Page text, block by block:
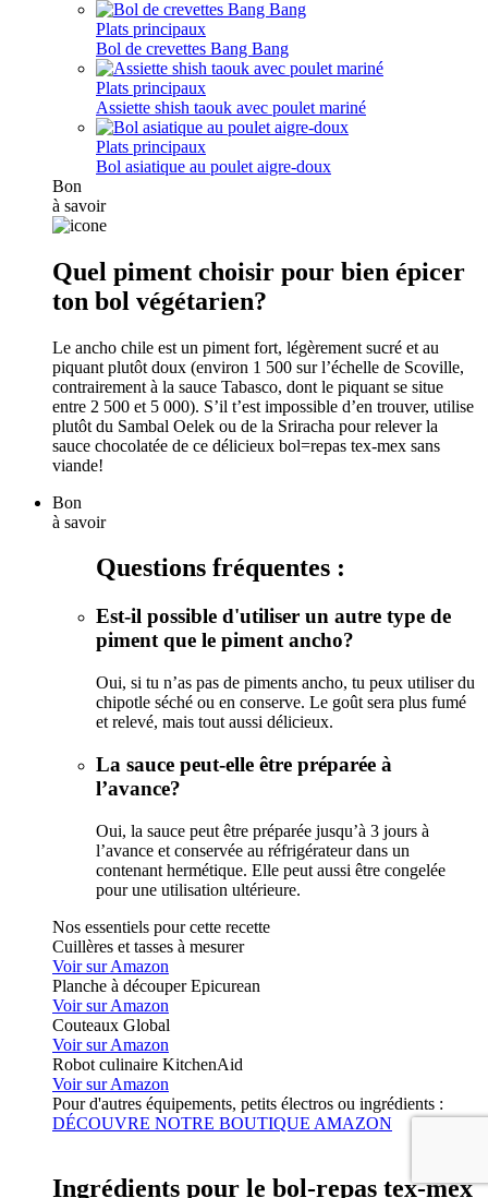
Plats principaux
Bol de crevettes Bang Bang
Plats principaux
Assiette shish taouk avec poulet mariné
Plats principaux
Bol asiatique au poulet aigre-doux
Bon
à savoir
Quel piment choisir pour bien épicer
ton bol végétarien?
Le ancho chile est un piment fort, légèrement sucré et au
piquant plutôt doux (environ 1 500 sur l’échelle de Scoville,
contrairement à la sauce Tabasco, dont le piquant se situe
entre 2 500 et 5 000). S’il t’est impossible d’en trouver, utilise
plutôt du Sambal Oelek ou de la Sriracha pour relever la
sauce chocolatée de ce délicieux bol=repas tex-mex sans
viande!
Bon
à savoir
Questions fréquentes :
Est-il possible d'utiliser un autre type de
piment que le piment ancho?
Oui, si tu n’as pas de piments ancho, tu peux utiliser du
chipotle séché ou en conserve. Le goût sera plus fumé
et relevé, mais tout aussi délicieux.
La sauce peut-elle être préparée à
l’avance?
Oui, la sauce peut être préparée jusqu’à 3 jours à
l’avance et conservée au réfrigérateur dans un
contenant hermétique. Elle peut aussi être congelée
pour une utilisation ultérieure.
Nos essentiels pour cette recette
Cuillères et tasses à mesurer
Voir sur Amazon
Planche à découper Epicurean
Voir sur Amazon
Couteaux Global
Voir sur Amazon
Robot culinaire KitchenAid
Voir sur Amazon
Pour d'autres équipements, petits électros ou ingrédients :
DÉCOUVRE NOTRE BOUTIQUE AMAZON
Ingrédients pour le bol-repas tex-mex